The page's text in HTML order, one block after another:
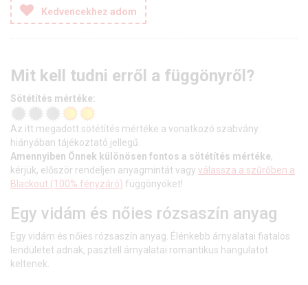
Kedvencekhez adom
Mit kell tudni erről a függönyről?
Sötétítés mértéke:
Az itt megadott sötétítés mértéke a vonatkozó szabvány
hiányában tájékoztató jellegű.
Amennyiben Önnek különösen fontos a sötétítés mértéke,
kérjük, először rendeljen anyagmintát vagy válassza a szűrőben a
Blackout (100% fényzáró) függönyöket!
Egy vidám és nőies rózsaszín anyag
Egy vidám és nőies rózsaszín anyag. Élénkebb árnyalatai fiatalos
lendületet adnak, pasztell árnyalatai romantikus hangulatot
keltenek.